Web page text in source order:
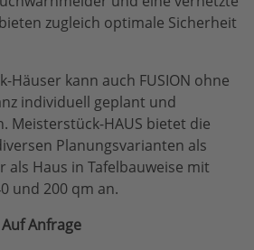
zugleich optimale Sicherheit
Häuser kann auch FUSION ohne
individuell geplant und
Meisterstück-HAUS bietet die
Planungsvarianten als
als Haus in Tafelbauweise mit
und 200 qm an.
Auf Anfrage